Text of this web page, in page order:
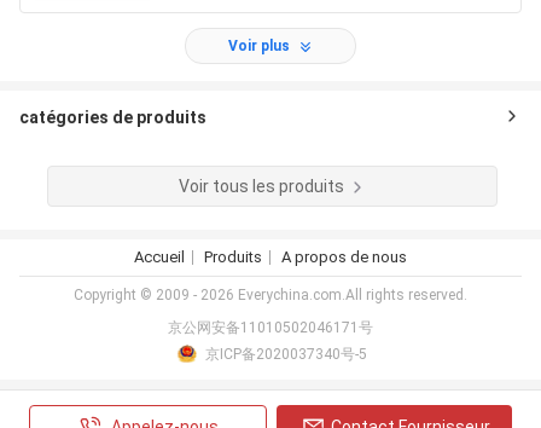
Voir plus
catégories de produits
Voir tous les produits
Accueil Produits A propos de nous
Copyright © 2009 - 2026 Everychina.com.All rights reserved.
京公网安备11010502046171号
京ICP备2020037340号-5